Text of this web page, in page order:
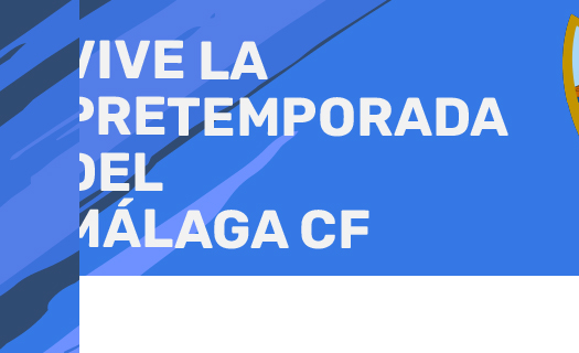
al
contenido